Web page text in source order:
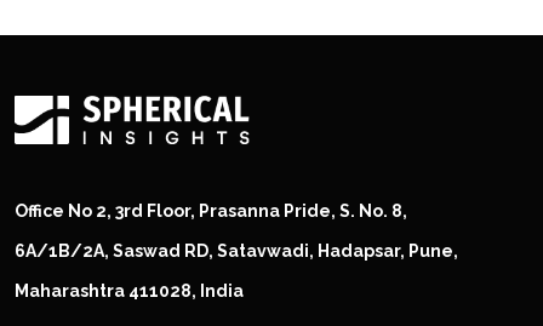
Office No 2, 3rd Floor, Prasanna Pride, S. No. 8,
6A/1B/2A, Saswad RD, Satavwadi, Hadapsar, Pune,
Maharashtra 411028, India